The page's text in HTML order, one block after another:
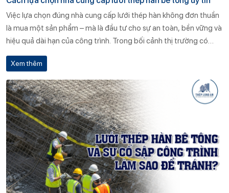
Việc lựa chọn đúng nhà cung cấp lưới thép hàn không đơn thuần
là mua một sản phẩm – mà là đầu tư cho sự an toàn, bền vững và
hiệu quả dài hạn của công trình. Trong bối cảnh thị trường có
nhiều nhà cung cấp không rõ nguồn gốc, không kiểm định chất
lượng, việc chọn đúng đơn vị như Thép Long An sẽ giúp bạn giảm
thiểu rủi ro tối đa.
Xem thêm